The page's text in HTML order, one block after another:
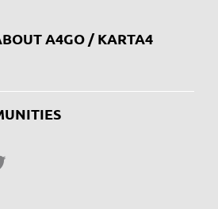
A4GO / KARTA4